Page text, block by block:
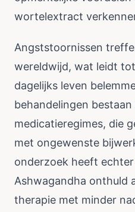
wortelextract
Angststoornissen
wereldwijd, wat leidt
dagelijks leven
behandelingen
medicatieregimes, die
met ongewenste
onderzoek heeft
Ashwagandha onthuld
therapie met minder